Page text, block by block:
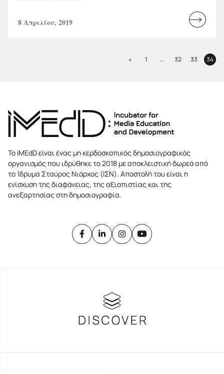
8 Απριλίου, 2019
Read
«PreviousPage
1 … Page
32 Page
33 Page
34
Το iMEdD είναι ένας μη κερδοσκοπικός δημοσιογραφικός
οργανισμός που ιδρύθηκε το 2018 με αποκλειστική δωρεά από
το Ίδρυμα Σταύρος Νιάρχος (ΙΣΝ). Αποστολή του είναι η
ενίσχυση της διαφάνειας, της αξιοπιστίας και της
ανεξαρτησίας στη δημοσιογραφία.